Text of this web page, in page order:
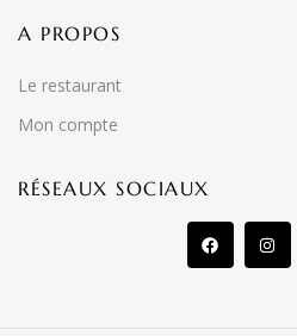
A PROPOS
Le restaurant
Mon compte
RÉSEAUX SOCIAUX